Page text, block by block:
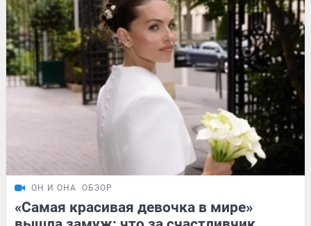
ОН И ОНА ОБЗОР
«Самая красивая девочка в мире»